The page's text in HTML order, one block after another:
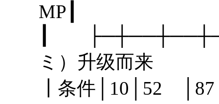
┃
ミ）升级而
┃条件